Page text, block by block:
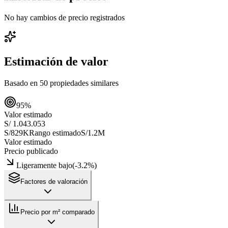
No hay cambios de precio registrados
Estimación de valor
Basado en 50 propiedades similares
95%
Valor estimado
S/ 1.043.053
S/829KRango estimadoS/1.2M
Valor estimado
Precio publicado
Ligeramente bajo(-3.2%)
Factores de valoración
Precio por m² comparado